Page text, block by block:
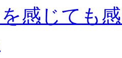
感じても